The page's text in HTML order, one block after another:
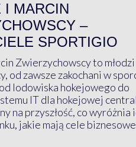
I MARCIN
–
SPORTIGIO
Zwierzychowscy to młodzi
od zawsze zakochani w
lodowiska hokejowego do
IT dla hokejowej
na przyszłość, co wyróżnia
jakie mają cele